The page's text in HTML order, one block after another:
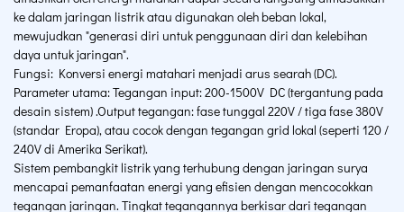
ke dalam jaringan listrik atau digunakan oleh beban lokal,
mewujudkan "generasi diri untuk penggunaan diri dan kelebihan
daya untuk jaringan".
Fungsi: Konversi energi matahari menjadi arus searah (DC).
Parameter utama: Tegangan input: 200-1500V DC (tergantung pada
desain sistem) .Output tegangan: fase tunggal 220V / tiga fase 380V
(standar Eropa), atau cocok dengan tegangan grid lokal (seperti 120 /
240V di Amerika Serikat).
Sistem pembangkit listrik yang terhubung dengan jaringan surya
mencapai pemanfaatan energi yang efisien dengan mencocokkan
tegangan jaringan. Tingkat tegangannya berkisar dari tegangan